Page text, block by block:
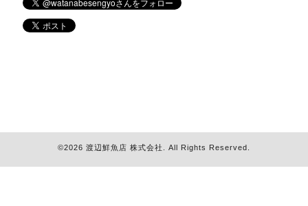
©2026 渡辺鮮魚店 株式会社 . All Rights Reserved.